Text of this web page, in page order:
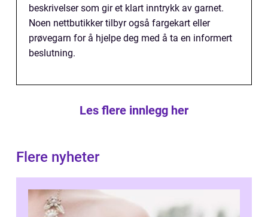
beskrivelser som gir et klart inntrykk av garnet.
Noen nettbutikker tilbyr også fargekart eller
prøvegarn for å hjelpe deg med å ta en informert
beslutning.
Les flere innlegg her
Flere nyheter